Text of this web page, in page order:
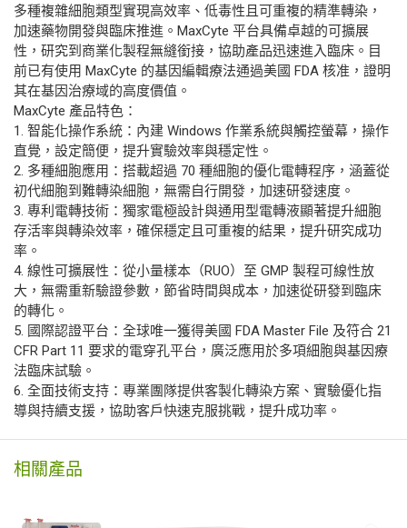
多種複雜細胞類型實現高效率、低毒性且可重複的精準轉染，
加速藥物開發與臨床推進。MaxCyte 平台具備卓越的可擴展
性，研究到商業化製程無縫銜接，協助產品迅速進入臨床。目
前已有使用 MaxCyte 的基因編輯療法通過美國 FDA 核准，證明
其在基因治療域的高度價值。
MaxCyte 產品特色：
1. 智能化操作系統：內建 Windows 作業系統與觸控螢幕，操作
直覺，設定簡便，提升實驗效率與穩定性。
2. 多種細胞應用：搭載超過 70 種細胞的優化電轉程序，涵蓋從
初代細胞到難轉染細胞，無需自行開發，加速研發速度。
3. 專利電轉技術：獨家電極設計與通用型電轉液顯著提升細胞
存活率與轉染效率，確保穩定且可重複的結果，提升研究成功
率。
4. 線性可擴展性：從小量樣本（RUO）至 GMP 製程可線性放
大，無需重新驗證參數，節省時間與成本，加速從研發到臨床
的轉化。
5. 國際認證平台：全球唯一獲得美國 FDA Master File 及符合 21
CFR Part 11 要求的電穿孔平台，廣泛應用於多項細胞與基因療
法臨床試驗。
6. 全面技術支持：專業團隊提供客製化轉染方案、實驗優化指
導與持續支援，協助客戶快速克服挑戰，提升成功率。
相關產品